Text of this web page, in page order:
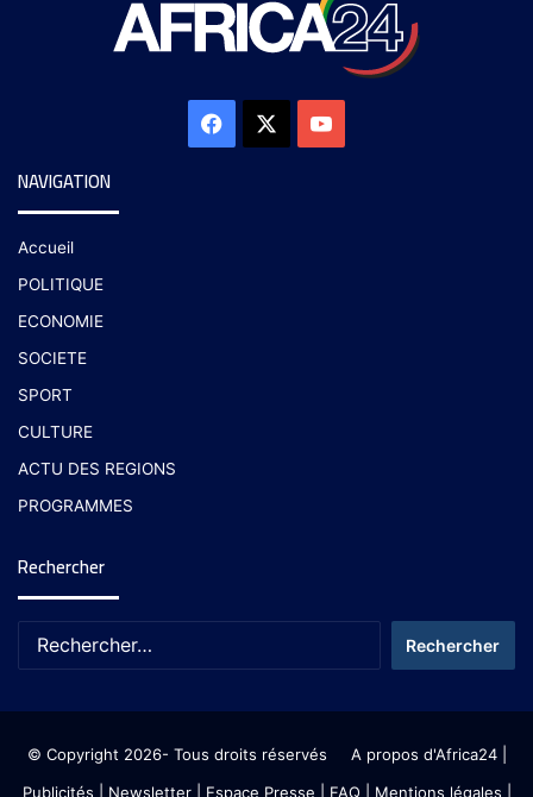
NAVIGATION
Accueil
POLITIQUE
ECONOMIE
SOCIETE
SPORT
CULTURE
ACTU DES REGIONS
PROGRAMMES
Rechercher
© Copyright 2026- Tous droits réservés A propos d'Africa24|
Publicités
Newsletter| Espace Presse | FAQ | Mentions légales